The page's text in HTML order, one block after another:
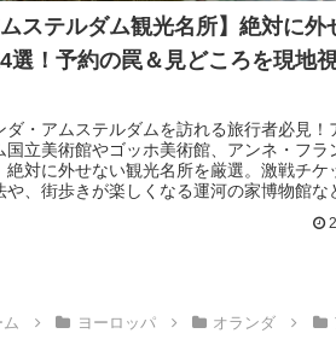
ムステルダム観光名所】絶対に外
選！予約の罠＆見どころを現地
ダ・アムステルダムを訪れる旅行者必見！
国立美術館やゴッホ美術館、アンネ・フラ
絶対に外せない観光名所を厳選。激戦チケ
や、街歩きが楽しくなる運河の家博物館な
ヨーロッパ オランダ